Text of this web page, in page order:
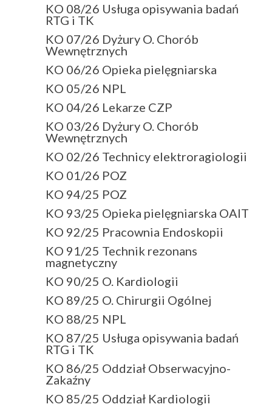
KO 08/26 Usługa opisywania badań
RTG i TK
KO 07/26 Dyżury O. Chorób
Wewnętrznych
KO 06/26 Opieka pielęgniarska
KO 05/26 NPL
KO 04/26 Lekarze CZP
KO 03/26 Dyżury O. Chorób
Wewnętrznych
KO 02/26 Technicy elektroragiologii
KO 01/26 POZ
KO 94/25 POZ
KO 93/25 Opieka pielęgniarska OAIT
KO 92/25 Pracownia Endoskopii
KO 91/25 Technik rezonans
magnetyczny
KO 90/25 O. Kardiologii
KO 89/25 O. Chirurgii Ogólnej
KO 88/25 NPL
KO 87/25 Usługa opisywania badań
RTG i TK
KO 86/25 Oddział Obserwacyjno-
Zakaźny
KO 85/25 Oddział Kardiologii